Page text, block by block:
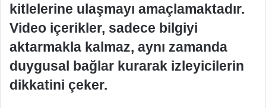
kitlelerine ulaşmayı amaçlamaktadır.
Video içerikler, sadece bilgiyi
aktarmakla kalmaz, aynı zamanda
duygusal bağlar kurarak izleyicilerin
dikkatini çeker.